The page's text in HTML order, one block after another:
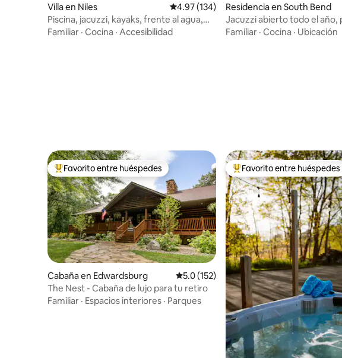
Villa en Niles Calificación promedio: 4.97 de 5; 134
4.97 (134)
Piscina, jacuzzi, kayaks, frente al agua,
suroeste de Míchigan
Familiar · Cocina · Accesibilidad
Residencia en South Bend
Jacuzzi abierto todo el año,
exterior, 3 dormitorios y bar
Familiar · Cocina · Ubicación
De los mejores en Favorito entre huéspedes
Favorito entre huéspedes
Cabaña en Edwardsburg Calificación promedio: 5.0 de 5; 152
5.0 (152)
The Nest - Cabaña de lujo para tu retiro
Familiar · Espacios interiores · Parques
De los mejores en Favorito
Favorito entre huéspedes